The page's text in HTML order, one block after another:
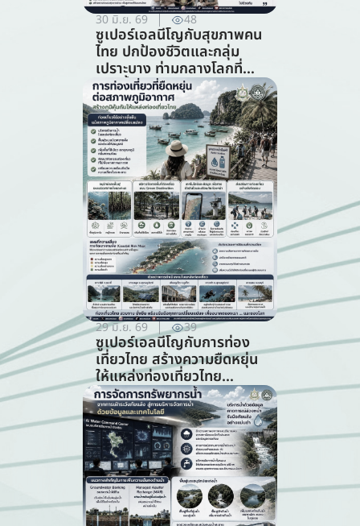
30 มิ.ย. 69 48
ซูเปอร์เอลนีโญกับสุขภาพคน
ไทย ปกป้องชีวิตและกลุ่ม
เปราะบาง ท่ามกลางโลกที่
ร้อนขึ้น (สาขาสาธารณสุข)
29 มิ.ย. 69 39
ซูเปอร์เอลนีโญกับการท่อง
เที่ยวไทย สร้างความยืดหยุ่น
ให้แหล่งท่องเที่ยวไทย
ท่ามกลางความท้าทายจาก
สภาพภูมิอากาศ (สาขาการ
ท่องเที่ยว)